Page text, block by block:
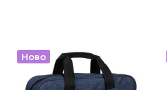
Ново